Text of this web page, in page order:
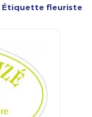
Étiquette fleuriste